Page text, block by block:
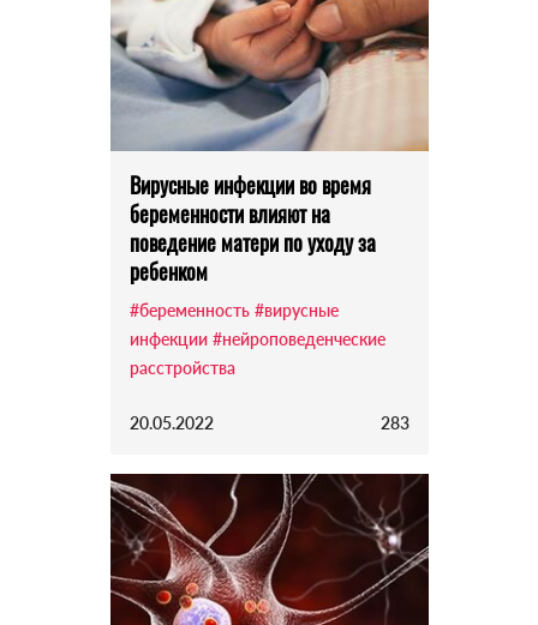
Вирусные инфекции во время
беременности влияют на
поведение матери по уходу за
ребенком
#беременность #вирусные
инфекции #нейроповеденческие
расстройства
20.05.2022 283